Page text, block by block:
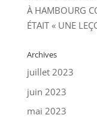
À HAMBOURG
ÉTAIT « UNE
Archives
juillet 2023
juin 2023
mai 2023